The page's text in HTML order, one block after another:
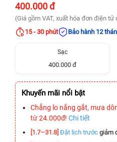
400.000 đ
(Giá gồm VAT, xuất hóa đơn điện
15 - 30 phút
Bảo hành 12
Sạc
400.000 đ
Khuyến mãi nổi bật
Chẳng lo nắng gắt, mưa
từ 24.000đ! Chi tiết
[1.7–31.8] Đặt lịch trước giảm